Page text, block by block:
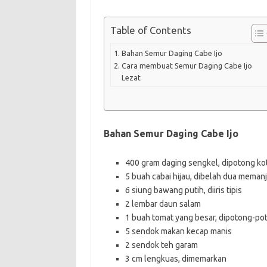
Table of Contents
Bahan Semur Daging Cabe Ijo
Cara membuat Semur Daging Cabe Ijo
Lezat
Bahan Semur Daging Cabe Ijo
400 gram daging sengkel, dipotong
5 buah cabai hijau, dibelah dua
6 siung bawang putih, diiris tipis
2 lembar daun salam
1 buah tomat yang besar, dipotong-
5 sendok makan kecap manis
2 sendok teh garam
3 cm lengkuas, dimemarkan